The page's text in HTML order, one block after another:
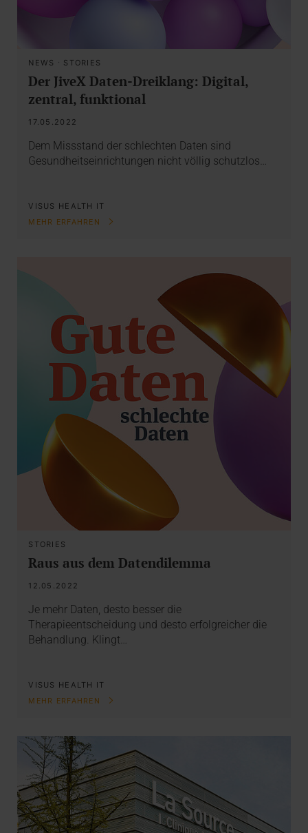
NEWS · STORIES
Der JiveX Daten-Dreiklang: Digital,
zentral, funktional
17.05.2022
Dem Missstand der schlechten Daten sind
Gesundheitseinrichtungen nicht völlig schutzlos…
VISUS HEALTH IT
MEHR ERFAHREN
STORIES
Raus aus dem Datendilemma
12.05.2022
Je mehr Daten, desto besser die
Therapieentscheidung und desto erfolgreicher die
Behandlung. Klingt…
VISUS HEALTH IT
MEHR ERFAHREN